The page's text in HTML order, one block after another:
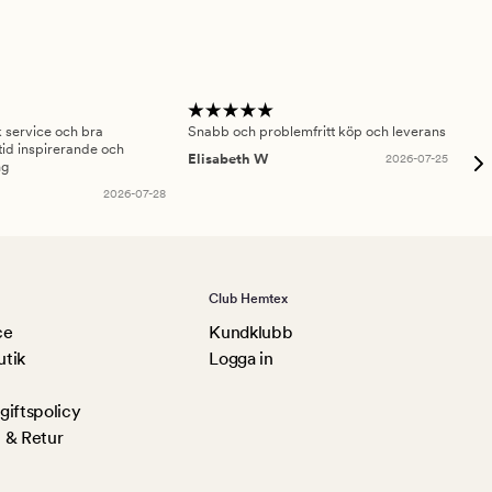
service och bra
inspirerande och
2026-07-28
Snabb och problemfritt köp och leverans
Elisabeth W
2026-07-25
Retur
Club Hemtex
Kundklubb
Logga in